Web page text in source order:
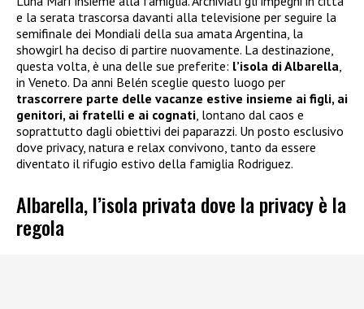
e la serata trascorsa davanti alla televisione per seguire la
semifinale dei Mondiali della sua amata Argentina, la
showgirl ha deciso di partire nuovamente. La destinazione,
questa volta, è una delle sue preferite: l’isola di Albarella
in Veneto. Da anni Belén sceglie questo luogo per
trascorrere parte delle vacanze estive insieme ai figli, ai
genitori, ai fratelli e ai cognati , lontano dal caos e
soprattutto dagli obiettivi dei paparazzi. Un posto esclusivo
dove privacy, natura e relax convivono, tanto da essere
diventato il rifugio estivo della famiglia Rodriguez.
Albarella, l’isola privata dove la privacy è la
regola